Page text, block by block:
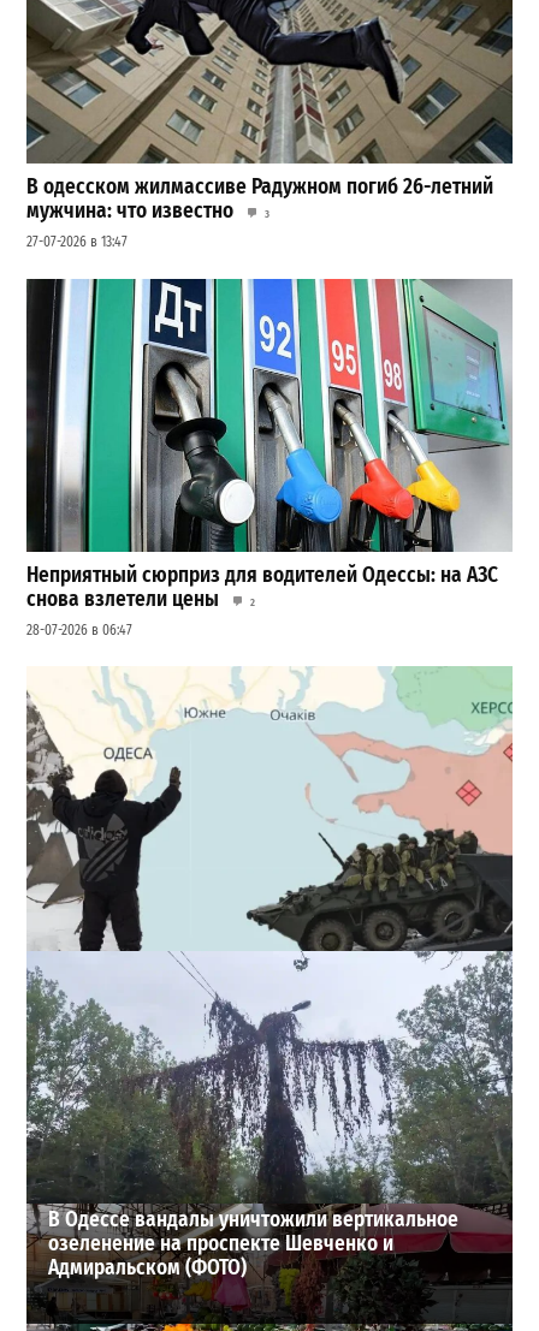
В одесском жилмассиве Радужном погиб 26-летний
мужчина: что известно
3
27-07-2026 в 13:47
Неприятный сюрприз для водителей Одессы: на АЗС
снова взлетели цены
2
28-07-2026 в 06:47
Полковник ВСУ рассказал, выдержит ли Одесса
новое наступление
2
27-07-2026 в 11:19
ВИБОР РЕДАКЦИИ
В Одессе вандалы уничтожили вертикальное
озеленение на проспекте Шевченко и
Адмиральском (ФОТО)